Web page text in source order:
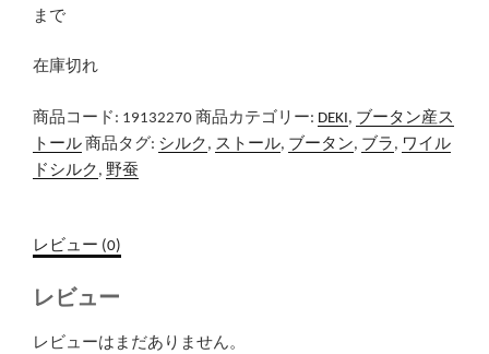
まで
在庫切れ
商品コード: 19132270 商品カテゴリー: DEKI , ブータン産ス
トール 商品タグ: シルク , ストール, ブータン, ブラ , ワイル
ドシルク , 野蚕
レビュー (0)
レビュー
レビューはまだありません。